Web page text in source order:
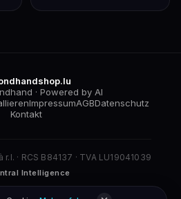
· Powered by AI
ImpressumAGBDatenschutz
Kontakt
· RCS B84137 · TVA LU19041039
Intelligence